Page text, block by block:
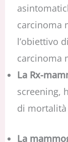
carcinoma
l’obiettivo
carcinoma
La Rx-
screening,
di
La